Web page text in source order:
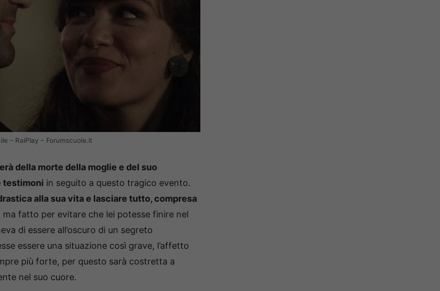
– RaiPlay – Forumscuole.it
della morte della moglie e del suo
testimoni in seguito a questo tragico evento.
alla sua vita e lasciare tutto, compresa
fatto per evitare che lei potesse finire nel
di essere all’oscuro di un segreto
essere una situazione così grave, l’affetto
più forte, per questo sarà costretta a
nel suo cuore.